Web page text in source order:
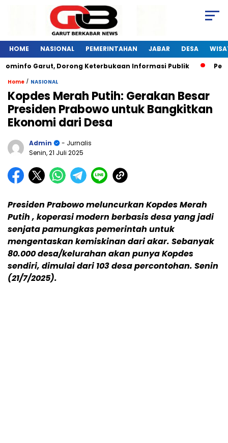
HOME NASIONAL PEMERINTAHAN JABAR DESA
Garut, Dorong Keterbukaan Informasi Publik
Home / NASIONAL
Kopdes Merah Putih: Gerakan Besar
Presiden Prabowo untuk Bangkitkan
Ekonomi dari Desa
Admin
- Jurnalis
Senin, 21 Juli 2025
Presiden Prabowo meluncurkan Kopdes Merah
Putih , koperasi modern berbasis desa yang jadi
senjata pamungkas pemerintah untuk
mengentaskan kemiskinan dari akar. Sebanyak
80.000 desa/kelurahan akan punya Kopdes
sendiri, dimulai dari 103 desa percontohan. Senin
(21/7/2025).